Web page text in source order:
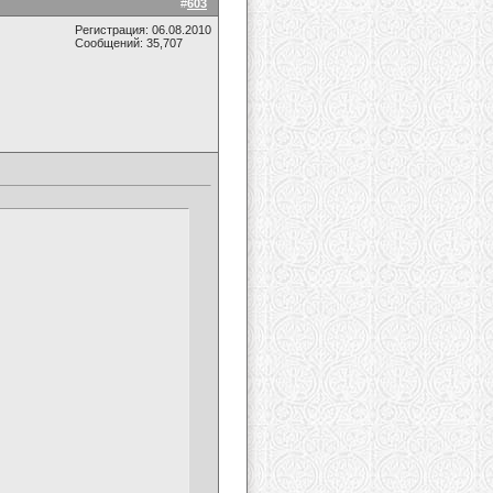
#603
Регистрация: 06.08.2010
Сообщений: 35,707